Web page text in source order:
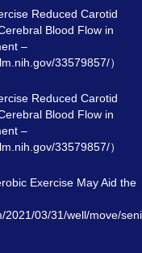
Reduced Carotid
Blood Flow in
–
33579857/）
Reduced Carotid
Blood Flow in
–
33579857/）
Exercise May Aid the
2021/03/31/well/move/